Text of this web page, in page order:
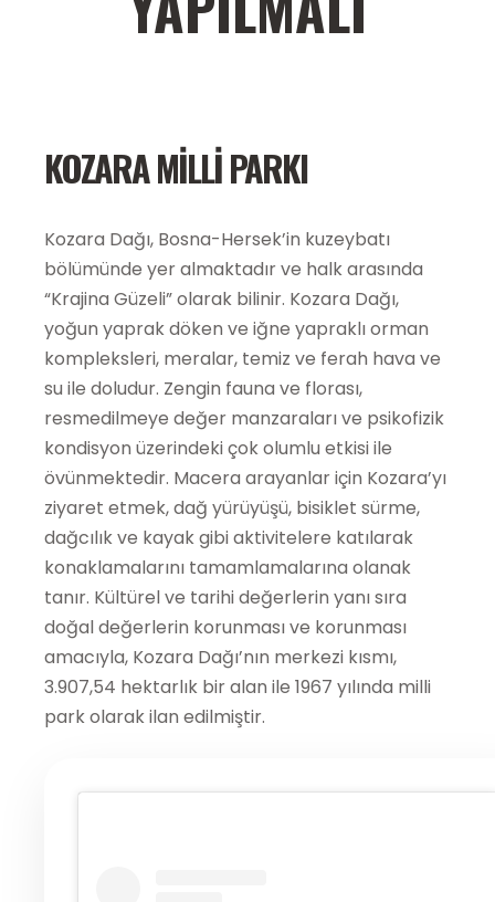
KOZARA MILLI PARKI
Kozara Dağı, Bosna-Hersek’in kuzeybatı
bölümünde yer almaktadır ve halk arasında
“Krajina Güzeli” olarak bilinir. Kozara Dağı,
yoğun yaprak döken ve iğne yapraklı orman
kompleksleri, meralar, temiz ve ferah hava ve
su ile doludur. Zengin fauna ve florası,
resmedilmeye değer manzaraları ve psikofizik
kondisyon üzerindeki çok olumlu etkisi ile
övünmektedir. Macera arayanlar için Kozara’yı
ziyaret etmek, dağ yürüyüşü, bisiklet sürme,
dağcılık ve kayak gibi aktivitelere katılarak
konaklamalarını tamamlamalarına olanak
tanır. Kültürel ve tarihi değerlerin yanı sıra
doğal değerlerin korunması ve korunması
amacıyla, Kozara Dağı’nın merkezi kısmı,
3.907,54 hektarlık bir alan ile 1967 yılında milli
park olarak ilan edilmiştir.